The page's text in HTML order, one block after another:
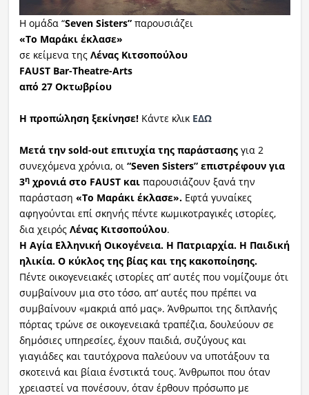
Η ομάδα “Seven Sisters”παρουσιάζει
«Το Μαράκι έκλασε»
σε κείμενα της Λένας Κιτσοπούλου
FAUST Bar-Theatre-Arts
από 27 Οκτωβρίου
Η προπώληση ξεκίνησε! Κάντε κλικ ΕΔΩ
Μετά την sold-outεπιτυχία της παράστασης για 2
συνεχόμενα χρόνια, οι “Seven Sisters” επιστρέφουνγια
3ηχρονιά στο FAUST καιπαρουσιάζουν ξανά την
παράσταση «Το Μαράκι έκλασε». Εφτά γυναίκες
αφηγούνται επί σκηνής πέντε κωμικοτραγικές ιστορίες,
δια χειρός Λένας Κιτσοπούλου.
Η Αγία Ελληνική Οικογένεια. Η Πατριαρχία. Η Παιδική
ηλικία. Ο κύκλος της βίας και της κακοποίησης.
Πέντε οικογενειακές ιστορίες απ’ αυτές που νομίζουμε ότι
συμβαίνουν μια στο τόσο, απ’ αυτές που πρέπει να
συμβαίνουν «μακριά από μας». Άνθρωποι της διπλανής
πόρτας τρώνε σε οικογενειακά τραπέζια, δουλεύουν σε
δημόσιες υπηρεσίες, έχουν παιδιά, συζύγους και
γιαγιάδες και ταυτόχρονα παλεύουν να υποτάξουν τα
σκοτεινά και βίαια ένστικτά τους. Άνθρωποι που όταν
χρειαστεί να πονέσουν, όταν έρθουν πρόσωπο με